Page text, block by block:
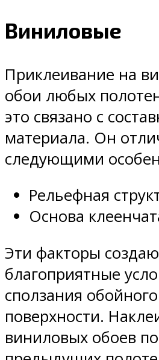
Виниловые
Приклеивание на
обои любых
это связано с
материала. Он
следующими
Рельефная
Основа
Эти факторы
благоприятные
сползания
поверхности.
виниловых обоев